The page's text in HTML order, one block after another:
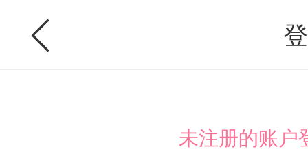
未注册的账户